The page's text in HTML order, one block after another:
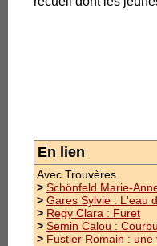
3.Évènements
1.Prix des
2.Manifestations
En lien
Avec Trouvères
> Schönfeld Marie-
> Gares Sylvie : L'eau
> Regy Clara : Furet
> Semin Calou :
> Fustier Romain :